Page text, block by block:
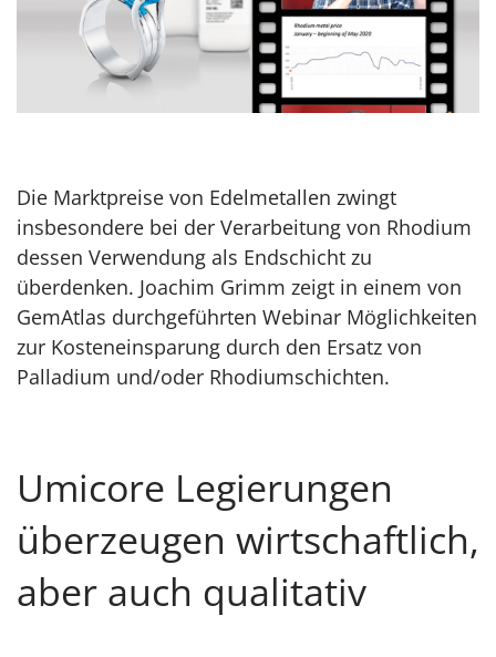
Die Marktpreise von Edelmetallen zwingt
insbesondere bei der Verarbeitung von Rhodium
dessen Verwendung als Endschicht zu
überdenken. Joachim Grimm zeigt in einem von
GemAtlas durchgeführten Webinar Möglichkeiten
zur Kosteneinsparung durch den Ersatz von
Palladium und/oder Rhodiumschichten.
Umicore Legierungen
überzeugen wirtschaftlich,
aber auch qualitativ